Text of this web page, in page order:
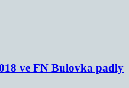
ve FN Bulovka padly